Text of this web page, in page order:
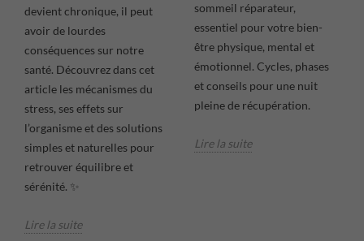
devient chronique, il peut
avoir de lourdes
conséquences sur notre
santé. Découvrez dans cet
article les mécanismes du
stress, ses effets sur
l’organisme et des solutions
simples et naturelles pour
retrouver équilibre et
sérénité. ✨
Lire la suite
sommeil réparateur,
essentiel pour votre bien-
être physique, mental et
émotionnel. Cycles, phases
et conseils pour une nuit
pleine de récupération.
Lire la suite